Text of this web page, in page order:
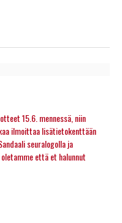
15.6. mennessä, niin
ilmoittaa lisätietokenttään
seuralogolla ja
että et halunnut